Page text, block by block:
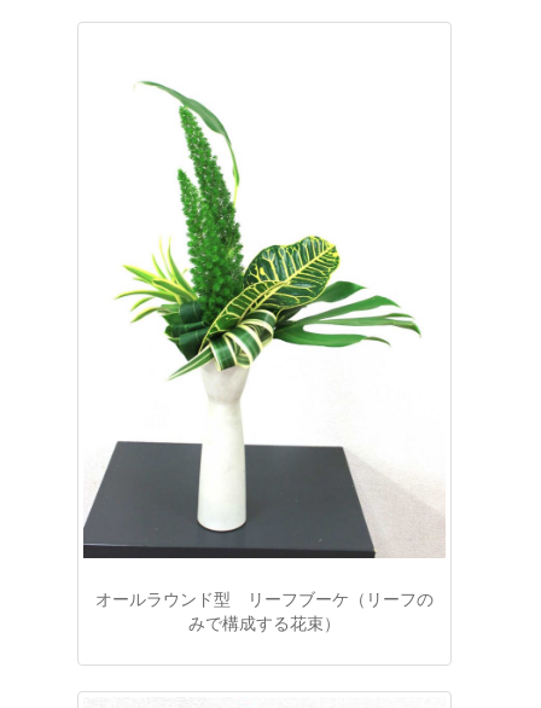
オールラウンド型 リーフブーケ（リーフの
みで構成する花束）